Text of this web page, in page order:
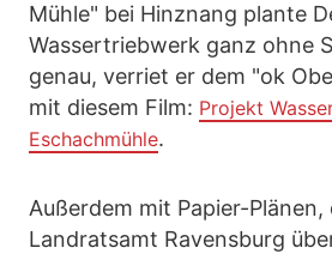
Mühle" bei Hinznang plante
Wassertriebwerk ganz ohne
genau, verriet er dem "ok
mit diesem Film: Projekt
Eschachmühle.
Außerdem mit Papier-Plänen,
Landratsamt Ravensburg